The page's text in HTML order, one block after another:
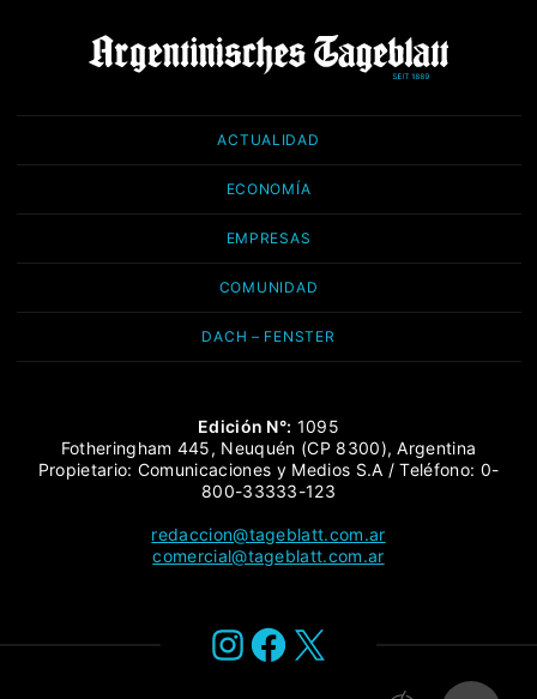
ACTUALIDAD
ECONOMÍA
EMPRESAS
COMUNIDAD
DACH – FENSTER
Edición N°: 1095
Fotheringham 445, Neuquén (CP 8300), Argentina
Propietario: Comunicaciones y Medios S.A / Teléfono: 0-
800-33333-123
redaccion@tageblatt.com.ar
comercial@tageblatt.com.ar
Instagram
Facebook
X